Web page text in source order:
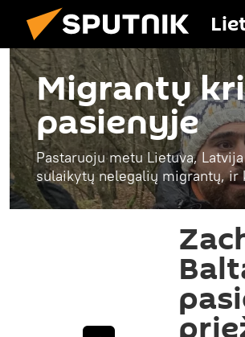
Migrantų
pasienyje
Pastaruoju metu Lietuva,
sulaikytų nelegalių migrantų,